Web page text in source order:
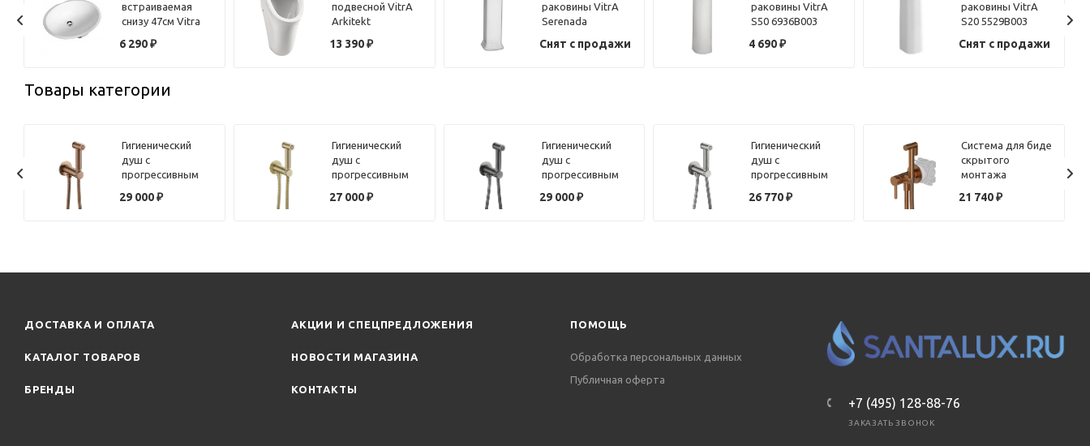
встраиваемая
снизу 47см Vitra
6039B003-0012
6 290₽
подвесной VitrA
Arkitekt
белый, скрытый
13 390₽
раковины VitrA
Serenada
Снят с продажи
раковины VitrA
S50 6936B003
4 690₽
раковины VitrA
S20 5529B003
Снят с продажи
Товары категории
Гигиенический
душ с
прогрессивным
Benesque Lumiere
29 000₽
Гигиенический
душ с
прогрессивным
Benesque Lumiere
27 000₽
Гигиенический
душ с
прогрессивным
Benesque Lumiere
29 000₽
Гигиенический
душ с
прогрессивным
Benesque Lumiere
26 770₽
Система для биде
скрытого
монтажа
SYSYBI2CPB
21 740₽
ДОСТАВКА И ОПЛАТА
КАТАЛОГ ТОВАРОВ
БРЕНДЫ
АКЦИИ И СПЕЦПРЕДЛОЖЕНИЯ
НОВОСТИ МАГАЗИНА
КОНТАКТЫ
ПОМОЩЬ
Обработка персональных данных
Публичная оферта
+7 (495) 128-88-76
ЗАКАЗАТЬ ЗВОНОК